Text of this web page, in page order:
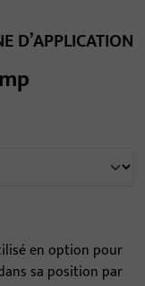
D’APPLICATION
en option pour
sa position par